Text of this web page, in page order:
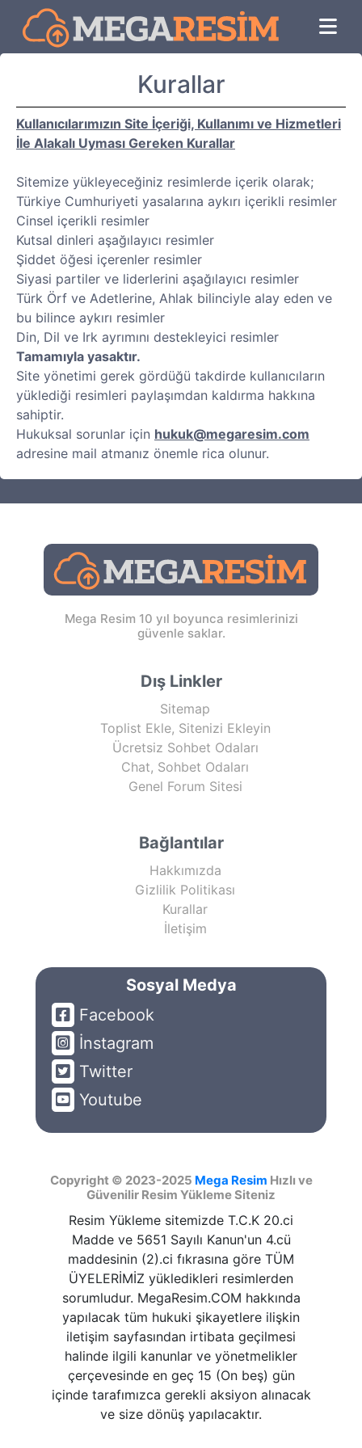
Kurallar
Kullanıcılarımızın Site İçeriği, Kullanımı ve Hizmetleri
İle Alakalı Uyması Gereken Kurallar
Sitemize yükleyeceğiniz resimlerde içerik olarak;
Türkiye Cumhuriyeti yasalarına aykırı içerikli resimler
Cinsel içerikli resimler
Kutsal dinleri aşağılayıcı resimler
Şiddet öğesi içerenler resimler
Siyasi partiler ve liderlerini aşağılayıcı resimler
Türk Örf ve Adetlerine, Ahlak bilinciyle alay eden ve
bu bilince aykırı resimler
Din, Dil ve Irk ayrımını destekleyici resimler
Tamamıyla yasaktır.
Site yönetimi gerek gördüğü takdirde kullanıcıların
yüklediği resimleri paylaşımdan kaldırma hakkına
sahiptir.
Hukuksal sorunlar için hukuk@megaresim.com
adresine mail atmanız önemle rica olunur.
Mega Resim 10 yıl boyunca resimlerinizi
güvenle saklar.
Dış Linkler
Sitemap
Toplist Ekle, Sitenizi Ekleyin
Ücretsiz Sohbet Odaları
Chat, Sohbet Odaları
Genel Forum Sitesi
Bağlantılar
Hakkımızda
Gizlilik Politikası
Kurallar
İletişim
Sosyal Medya
Facebook
İnstagram
Twitter
Youtube
Copyright © 2023-2025 Mega Resim Hızlı ve
Güvenilir Resim Yükleme Siteniz
Resim Yükleme sitemizde T.C.K 20.ci
Madde ve 5651 Sayılı Kanun'un 4.cü
maddesinin (2).ci fıkrasına göre TÜM
ÜYELERİMİZ yükledikleri resimlerden
sorumludur. MegaResim.COM hakkında
yapılacak tüm hukuki şikayetlere ilişkin
iletişim sayfasından irtibata geçilmesi
halinde ilgili kanunlar ve yönetmelikler
çerçevesinde en geç 15 (On beş) gün
içinde tarafımızca gerekli aksiyon alınacak
ve size dönüş yapılacaktır.